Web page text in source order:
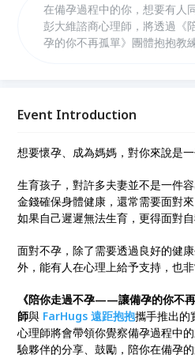
在備孕過程中的你，想要有人
彭大維諮商心理師，將透過
孕的你不再孤單》團體抱抱教
Event Introduction
想要懷孕、成為媽媽，對你來說是
生育孩子，對許多夫妻並不是一件
金錢確保身體健康，還常需要面對
如果自己遲遲無法生育，更得面對
面對不孕，除了需要透過良好的健
外，能有人在心理上給予支持，也非
《陪你走過不孕——讓備孕的你不
師與 FarHugs 遠距抱抱攜手推出的
心理師將會帶領你覺察備孕過程中
驗夥伴的分享、鼓勵，陪你在備孕的